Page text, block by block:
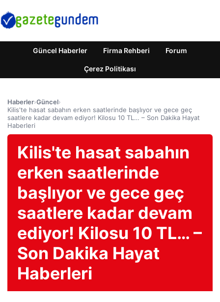
Güncel Haberler Firma Rehberi Forum
Çerez Politikası
Haberler›Güncel›
Kilis'te hasat sabahın erken saatlerinde başlıyor ve gece geç
saatlere kadar devam ediyor! Kilosu 10 TL… – Son Dakika Hayat
Haberleri
Kilis'te hasat sabahın
erken saatlerinde
başlıyor ve gece geç
saatlere kadar devam
ediyor! Kilosu 10 TL… –
Son Dakika Hayat
Haberleri